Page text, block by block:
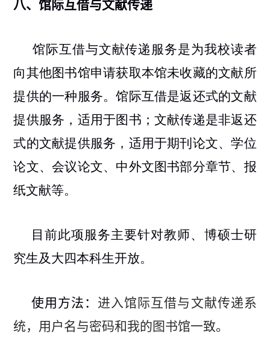
八、馆际互借与文献传递
馆际互借与文献传递服务是为我校读者
向其他图书馆申请获取本馆未收藏的文献所
提供的一种服务。馆际互借是返还式的文献
提供服务，适用于图书；文献传递是非返还
式的文献提供服务，适用于期刊论文、学位
论文、会议论文、中外文图书部分章节、报
纸文献等。
目前此项服务主要针对教师、博硕士研
究生及大四本科生开放。
使用方法： 进入馆际互借与文献传递系
统，用户名与密码和我的图书馆一致。